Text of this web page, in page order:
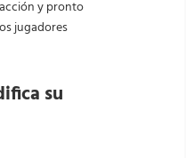
y pronto
jugadores
su